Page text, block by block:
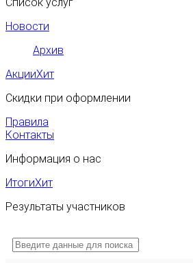
Новости
Архив
АкцииХит
Скидки при оформлении
Правила
Контакты
Информация о нас
ИтогиХит
Результаты участников